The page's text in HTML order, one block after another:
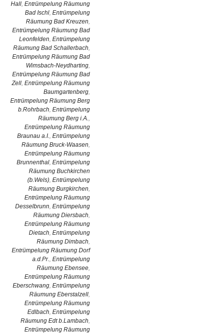
Hall, Entrümpelung Räumung
Bad Ischl, Entrümpelung
Räumung Bad Kreuzen,
Entrümpelung Räumung Bad
Leonfelden, Entrümpelung
Räumung Bad Schallerbach,
Entrümpelung Räumung Bad
Wimsbach-Neydharting,
Entrümpelung Räumung Bad
Zell, Entrümpelung Räumung
Baumgartenberg,
Entrümpelung Räumung Berg
b.Rohrbach, Entrümpelung
Räumung Berg i.A.,
Entrümpelung Räumung
Braunau a.I., Entrümpelung
Räumung Bruck-Waasen,
Entrümpelung Räumung
Brunnenthal, Entrümpelung
Räumung Buchkirchen
(b.Wels), Entrümpelung
Räumung Burgkirchen,
Entrümpelung Räumung
Desselbrunn, Entrümpelung
Räumung Diersbach,
Entrümpelung Räumung
Dietach, Entrümpelung
Räumung Dimbach,
Entrümpelung Räumung Dorf
a.d.Pr., Entrümpelung
Räumung Ebensee,
Entrümpelung Räumung
Eberschwang, Entrümpelung
Räumung Eberstalzell,
Entrümpelung Räumung
Edlbach, Entrümpelung
Räumung Edt b.Lambach,
Entrümpelung Räumung